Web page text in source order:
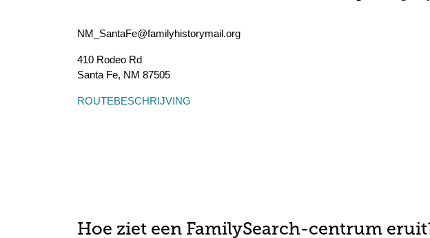
NM_SantaFe@familyhistorymail.org
410 Rodeo Rd
Santa Fe, NM 87505
ROUTEBESCHRIJVING
Hoe ziet een FamilySearch-centrum